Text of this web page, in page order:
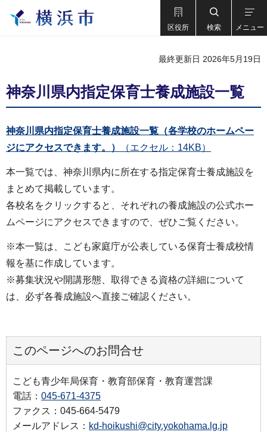
区役所 検索 メニュー
最終更新日 2026年5月19日
神奈川県内指定保育士養成施設一覧
神奈川県内指定保育士養成施設一覧（各学校のホームペー
ジにアクセスできます。）
（エクセル：14KB）
本一覧では、神奈川県内に所在する指定保育士養成施設を
まとめて掲載しています。
各校名をクリックすると、それぞれの養成施設の公式ホー
ムページにアクセスできますので、ぜひご覧ください。
※本一覧は、こども家庭庁が公表している保育士養成校情
報を基に作成しています。
※募集状況や開講形態、取得できる資格の詳細について
は、必ず各養成施設へ直接ご確認ください。
このページへのお問合せ
こども青少年局保育・教育部保育・教育運営課
電話： 045-671-4375
ファクス：045-664-5479
メールアドレス： kd-hoikushi@city.yokohama.lg.jp